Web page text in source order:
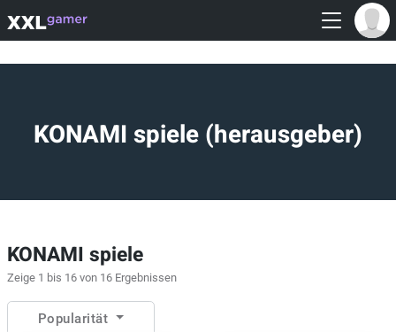
KONAMI spiele (herausgeber)
KONAMI spiele
Zeige 1 bis 16 von 16 Ergebnissen
Popularität